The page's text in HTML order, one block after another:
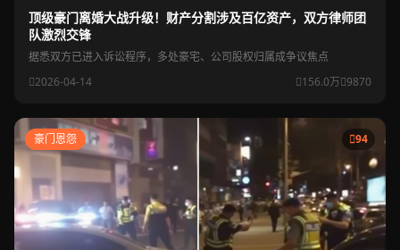
顶级豪门离婚大战升级！财产分割涉及百亿资产，双方律师团
队激烈交锋
据悉双方已进入诉讼程序，多处豪宅、公司股权归属成争议焦点
2026-04-14
156.0万 9870
豪门恩怨 94